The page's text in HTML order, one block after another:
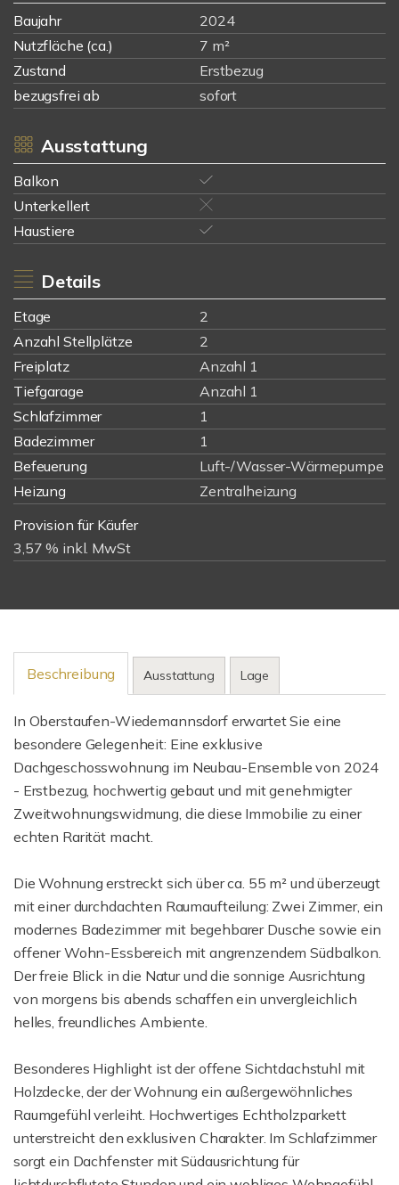
Baujahr
2024
Nutzfläche (ca.)
7 m²
Zustand
Erstbezug
bezugsfrei ab
sofort
Ausstattung
Balkon
Unterkellert
Haustiere
Details
Etage
2
Anzahl Stellplätze
2
Freiplatz
Anzahl 1
Tiefgarage
Anzahl 1
Schlafzimmer
1
Badezimmer
1
Befeuerung
Luft-/Wasser-Wärmepumpe
Heizung
Zentralheizung
Provision für Käufer
3,57 % inkl. MwSt
Beschreibung Ausstattung Lage
In Oberstaufen-Wiedemannsdorf erwartet Sie eine
besondere Gelegenheit: Eine exklusive
Dachgeschosswohnung im Neubau-Ensemble von 2024
- Erstbezug, hochwertig gebaut und mit genehmigter
Zweitwohnungswidmung, die diese Immobilie zu einer
echten Rarität macht.
Die Wohnung erstreckt sich über ca. 55 m² und überzeugt
mit einer durchdachten Raumaufteilung: Zwei Zimmer, ein
modernes Badezimmer mit begehbarer Dusche sowie ein
offener Wohn-Essbereich mit angrenzendem Südbalkon.
Der freie Blick in die Natur und die sonnige Ausrichtung
von morgens bis abends schaffen ein unvergleichlich
helles, freundliches Ambiente.
Besonderes Highlight ist der offene Sichtdachstuhl mit
Holzdecke, der der Wohnung ein außergewöhnliches
Raumgefühl verleiht. Hochwertiges Echtholzparkett
unterstreicht den exklusiven Charakter. Im Schlafzimmer
sorgt ein Dachfenster mit Südausrichtung für